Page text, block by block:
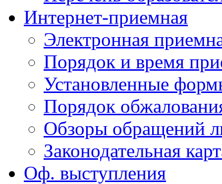
Интернет-приемная
Электронная
Порядок и время
Установленные
Порядок
Обзоры обращений
Законодательная
Оф. выступления